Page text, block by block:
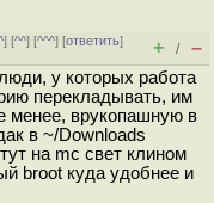
] [^^] [^^^] [ответить]
+ / –
у которых работа
перекладывать, им
менее, врукопашную в
в ~/Downloads
на mc свет клином
broot куда удобнее и